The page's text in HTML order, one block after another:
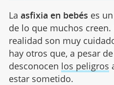
La asfixia en bebés es
de lo que muchos creen.
realidad son muy
hay otros que, a pesar
desconocen los peligros
estar sometido.